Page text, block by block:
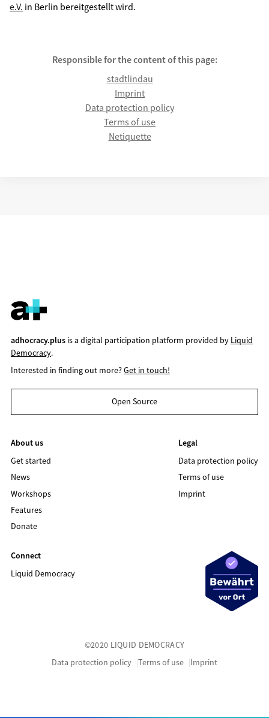
e.V. in Berlin bereitgestellt wird.
Responsible for the content of this page:
stadtlindau
Imprint
Data protection policy
Terms of use
Netiquette
adhocracy.plusis a digital participation platform provided by Liquid
Democracy.
Interested in finding out more?Get in touch!
Open Source
About us
Get started
News
Workshops
Features
Donate
Legal
Data protection policy
Terms of use
Imprint
Connect
Liquid Democracy
©2020 LIQUID DEMOCRACY
Data protection policy
Terms of use Imprint